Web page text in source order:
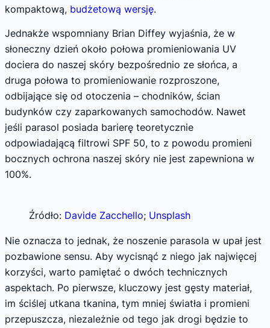
kompaktową, budżetową wersję.
Jednakże wspomniany Brian Diffey wyjaśnia, że w
słoneczny dzień około połowa promieniowania UV
dociera do naszej skóry bezpośrednio ze słońca, a
druga połowa to promieniowanie rozproszone,
odbijające się od otoczenia – chodników, ścian
budynków czy zaparkowanych samochodów. Nawet
jeśli parasol posiada barierę teoretycznie
odpowiadającą filtrowi SPF 50, to z powodu promieni
bocznych ochrona naszej skóry nie jest zapewniona w
100%.
Źródło: Davide Zacchello; Unsplash
Nie oznacza to jednak, że noszenie parasola w upał jest
pozbawione sensu. Aby wycisnąć z niego jak najwięcej
korzyści, warto pamiętać o dwóch technicznych
aspektach. Po pierwsze, kluczowy jest gęsty materiał,
im ściślej utkana tkanina, tym mniej światła i promieni
przepuszcza, niezależnie od tego jak drogi będzie to